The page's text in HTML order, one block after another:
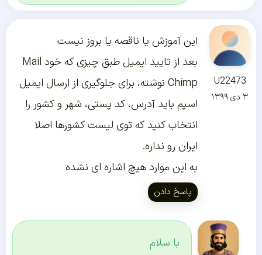
U22473
۳ دی ۱۳۹۹
این آموزش یا ناقصه یا بروز نیست
بعد از تایید ایمیل طبق چیزی که خود Mail
Chimp نوشته، برای جلوگیری از ارسال ایمیل
اسپم باید آدرس، کد پستی، شهر و کشور را
انتخاب کنید که توی لیست کشورها اصلا
ایران رو نداره.
به این موارد هیچ اشاره ای نشده
پاسخ دادن
با سلام